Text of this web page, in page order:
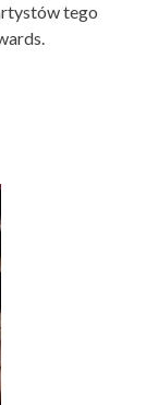
tego